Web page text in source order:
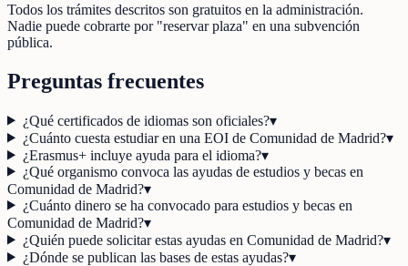
Todos los trámites descritos son gratuitos en la administración.
Nadie puede cobrarte por "reservar plaza" en una subvención
pública.
Preguntas frecuentes
¿Qué certificados de idiomas son oficiales?▾
¿Cuánto cuesta estudiar en una EOI de Comunidad de Madrid?▾
¿Erasmus+ incluye ayuda para el idioma?▾
¿Qué organismo convoca las ayudas de estudios y becas en
Comunidad de Madrid?▾
¿Cuánto dinero se ha convocado para estudios y becas en
Comunidad de Madrid?▾
¿Quién puede solicitar estas ayudas en Comunidad de Madrid?▾
¿Dónde se publican las bases de estas ayudas?▾